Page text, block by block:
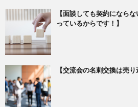
【面談しても契約になら
っているからです！】
【交流会の名刺交換は売り